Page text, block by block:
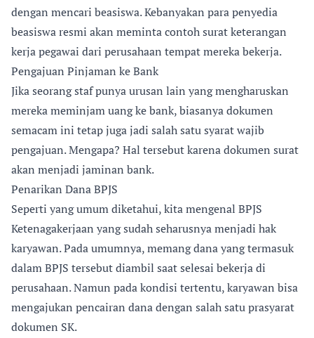
dengan mencari beasiswa. Kebanyakan para penyedia
beasiswa resmi akan meminta contoh surat keterangan
kerja pegawai dari perusahaan tempat mereka bekerja.
Pengajuan Pinjaman ke Bank
Jika seorang staf punya urusan lain yang mengharuskan
mereka meminjam uang ke bank, biasanya dokumen
semacam ini tetap juga jadi salah satu syarat wajib
pengajuan. Mengapa? Hal tersebut karena dokumen surat
akan menjadi jaminan bank.
Penarikan Dana BPJS
Seperti yang umum diketahui, kita mengenal BPJS
Ketenagakerjaan yang sudah seharusnya menjadi hak
karyawan. Pada umumnya, memang dana yang termasuk
dalam BPJS tersebut diambil saat selesai bekerja di
perusahaan. Namun pada kondisi tertentu, karyawan bisa
mengajukan pencairan dana dengan salah satu prasyarat
dokumen SK.